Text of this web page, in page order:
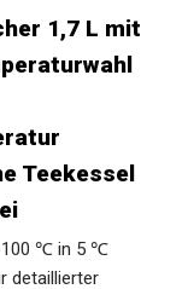
1,7 L mit
Teekessel
100 ℃ in 5 ℃
detaillierter